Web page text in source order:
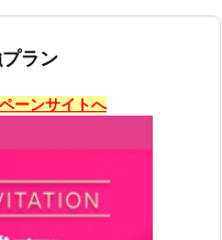
ラン
ーンサイトへ